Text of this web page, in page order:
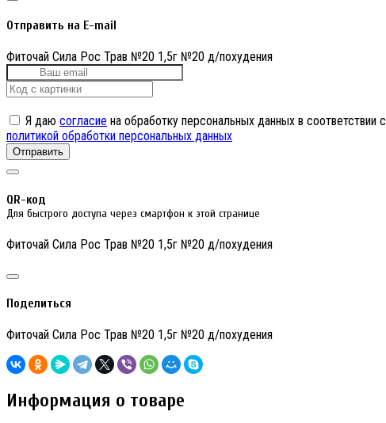
Отправить на E-mail
Фиточай Сила Рос Трав №20 1,5г №20 д/похудения
Я даю согласие на обработку персональных данных в соответствии с
политикой обработки персональных данных
Отправить
QR-код
Для быстрого доступа через смартфон к этой странице
Фиточай Сила Рос Трав №20 1,5г №20 д/похудения
Поделиться
Фиточай Сила Рос Трав №20 1,5г №20 д/похудения
Информация о товаре